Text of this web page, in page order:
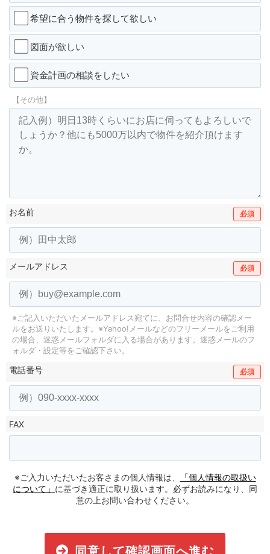
希望に合う物件を探して欲しい
図面が欲しい
資金計画の相談をしたい
【その他】
お名前 必須
メールアドレス 必須
※ご記入いただいたメールアドレス宛てに、お問合せ内容の確認メー
ルをお送りいたします。 ※Yahoo!メールなどのフリーメールをご利用
の場合、迷惑メールフォルダに入る場合があります。 迷惑メールのフ
ォルダ・設定等をご確認下さい。
電話番号 必須
FAX
※ご入力いただいたお客さまの個人情報は、
「個人情報の取扱い
について」 に基づき適正に取り扱います。必ずお読みになり、同
意の上お問い合わせください。
同意して確認画面へ進む